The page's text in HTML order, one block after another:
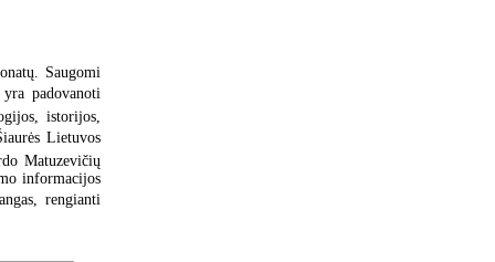
Saugomi
padovanoti
istorijos,
Lietuvos
Matuzevičių
informacijos
rengianti